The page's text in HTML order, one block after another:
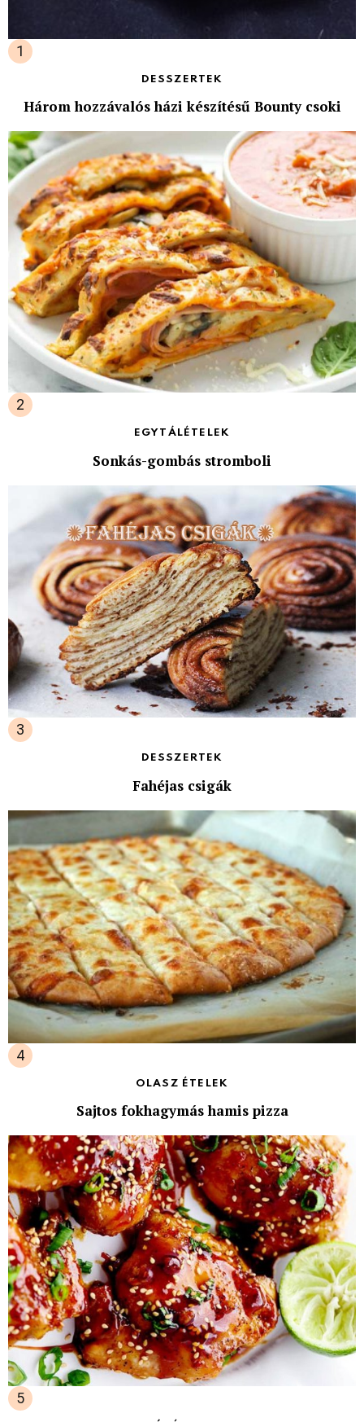
DESSZERTEK
Három hozzávalós házi készítésű Bounty csoki
EGYTÁLÉTELEK
Sonkás-gombás stromboli
DESSZERTEK
Fahéjas csigák
OLASZ ÉTELEK
Sajtos fokhagymás hamis pizza